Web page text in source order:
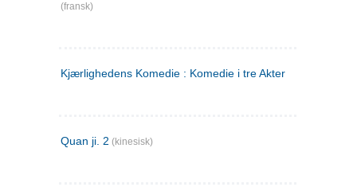
(fransk)
Kjærlighedens Komedie : Komedie i tre Akter
Quan ji. 2 (kinesisk)